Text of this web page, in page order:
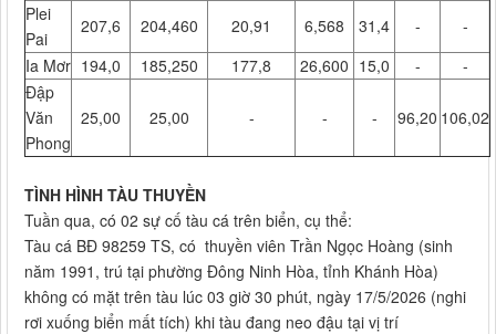
Plei
Pai
207,6 204,460 20,91 6,568 31,4 -
-
Ia Mơr 194,0 185,250 177,8 26,600 15,0 -
-
Đập
Văn
Phong
25,00 25,00 - - - 96,20 106,02
TÌNH HÌNH TÀU THUYỀN
Tuần qua, có 02 sự cố tàu cá trên biển, cụ thể:
Tàu cá BĐ 98259 TS, có thuyền viên Trần Ngọc Hoàng (sinh
năm 1991, trú tại phường Đông Ninh Hòa, tỉnh Khánh Hòa)
không có mặt trên tàu lúc 03 giờ 30 phút, ngày 17/5/2026 (nghi
rơi xuống biển mất tích) khi tàu đang neo đậu tại vị trí